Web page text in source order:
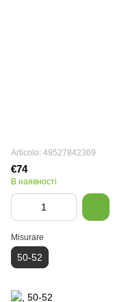
Articolo: 49527842369
€74
В наявності
Misurare
50-52